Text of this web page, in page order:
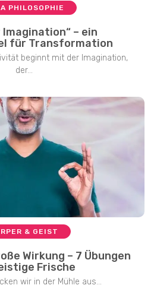
PHILOSOPHIE
Imagination“ – ein
für Transformation
beginnt mit der Imagination,
der...
& GEIST
Wirkung – 7 Übungen
Frische
wir in der Mühle aus...